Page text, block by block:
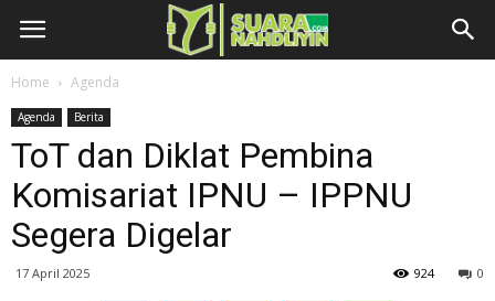
Home Agenda
Agenda Berita
ToT dan Diklat Pembina
Komisariat IPNU – IPPNU
Segera Digelar
17 April 2025 0
924